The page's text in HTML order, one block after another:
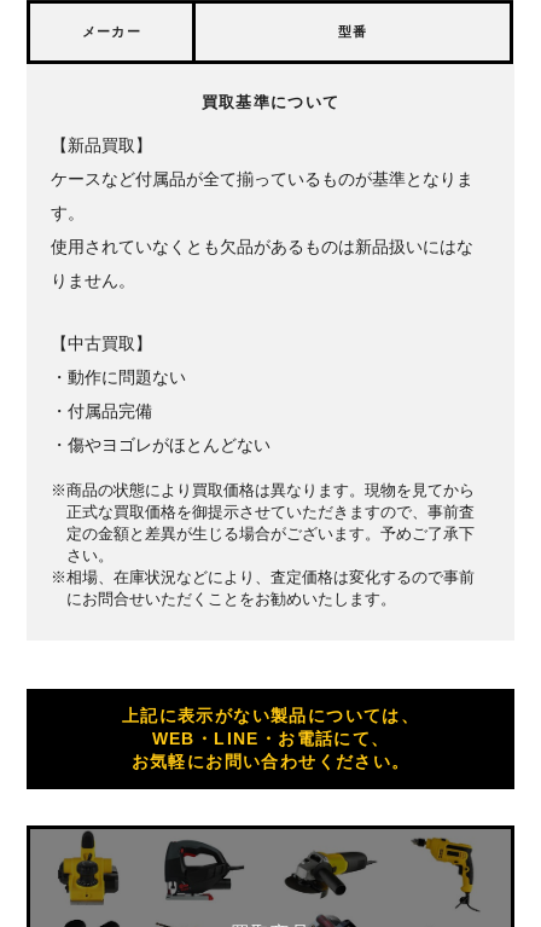
メーカー 型番
買取基準について
【新品買取】
ケースなど付属品が全て揃っているものが基準となりま
す。
使用されていなくとも欠品があるものは新品扱いにはな
りません。
【中古買取】
・動作に問題ない
・付属品完備
・傷やヨゴレがほとんどない
※商品の状態により買取価格は異なります。現物を見てから
正式な買取価格を御提示させていただきますので、事前査
定の金額と差異が生じる場合がございます。予めご了承下
さい。
※相場、在庫状況などにより、査定価格は変化するので事前
にお問合せいただくことをお勧めいたします。
上記に表示がない製品については、
WEB・LINE・お電話にて、
お気軽にお問い合わせください。